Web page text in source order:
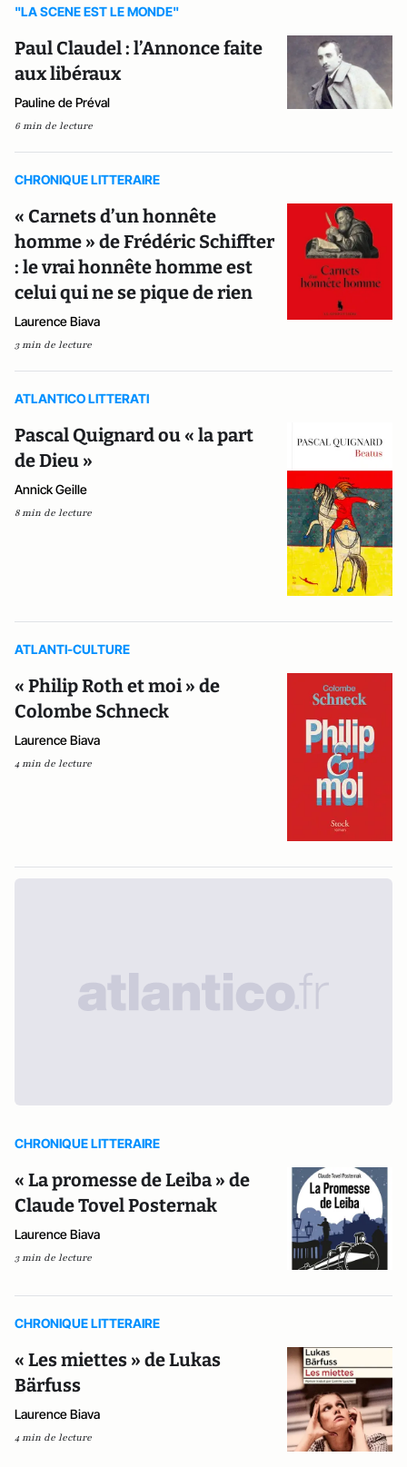
"LA SCENE EST LE MONDE"
Paul Claudel : l’Annonce faite
aux libéraux
Pauline de Préval
6 min de lecture
CHRONIQUE LITTERAIRE
« Carnets d’un honnête
homme » de Frédéric Schiffter
: le vrai honnête homme est
celui qui ne se pique de rien
Laurence Biava
3 min de lecture
ATLANTICO LITTERATI
Pascal Quignard ou « la part
de Dieu »
Annick Geille
8 min de lecture
ATLANTI-CULTURE
« Philip Roth et moi » de
Colombe Schneck
Laurence Biava
4 min de lecture
CHRONIQUE LITTERAIRE
« La promesse de Leiba » de
Claude Tovel Posternak
Laurence Biava
3 min de lecture
CHRONIQUE LITTERAIRE
« Les miettes » de Lukas
Bärfuss
Laurence Biava
4 min de lecture